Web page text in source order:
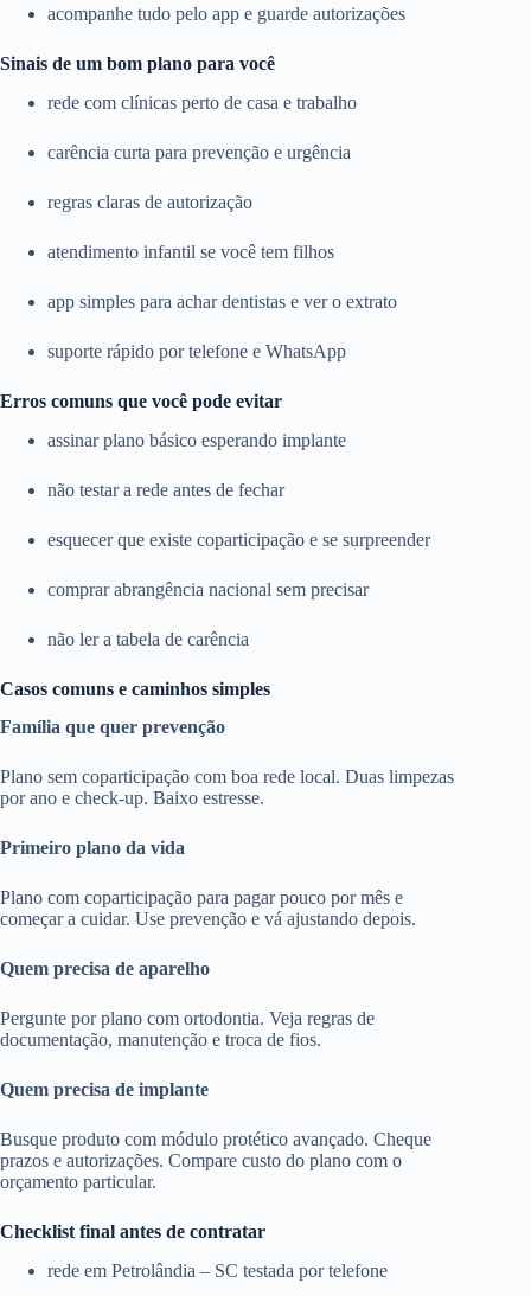
acompanhe tudo pelo app e guarde autorizações
Sinais de um bom plano para você
rede com clínicas perto de casa e trabalho
carência curta para prevenção e urgência
regras claras de autorização
atendimento infantil se você tem filhos
app simples para achar dentistas e ver o extrato
suporte rápido por telefone e WhatsApp
Erros comuns que você pode evitar
assinar plano básico esperando implante
não testar a rede antes de fechar
esquecer que existe coparticipação e se surpreender
comprar abrangência nacional sem precisar
não ler a tabela de carência
Casos comuns e caminhos simples
Família que quer prevenção
Plano sem coparticipação com boa rede local. Duas limpezas
por ano e check-up. Baixo estresse.
Primeiro plano da vida
Plano com coparticipação para pagar pouco por mês e
começar a cuidar. Use prevenção e vá ajustando depois.
Quem precisa de aparelho
Pergunte por plano com ortodontia. Veja regras de
documentação, manutenção e troca de fios.
Quem precisa de implante
Busque produto com módulo protético avançado. Cheque
prazos e autorizações. Compare custo do plano com o
orçamento particular.
Checklist final antes de contratar
rede em Petrolândia – SC testada por telefone